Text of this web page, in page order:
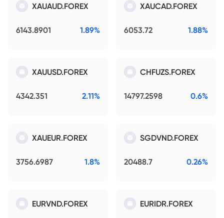
XAUAUD.FOREX
6143.8901 1.89%
XAUCAD.FOREX
6053.72 1.88%
XAUUSD.FOREX
4342.351 2.11%
CHFUZS.FOREX
14797.2598 0.6%
XAUEUR.FOREX
3756.6987 1.8%
SGDVND.FOREX
20488.7 0.26%
EURVND.FOREX EURIDR.FOREX